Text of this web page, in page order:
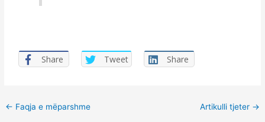
Share Tweet Share
Post
← Faqja e mëparshme Artikulli tjeter →